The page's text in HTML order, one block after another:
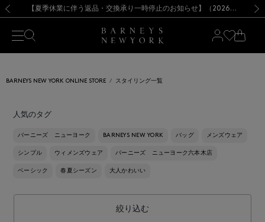
新規登録のお客様も対象！＜MY BARNEYS＞会員のお客様は11,000円（税込）以上のお買上げで常時送料無料！お買い物の際は会員登録を！
【夏季休業に伴う出荷一時停止のお知らせ】(2026.8.7) 【オンラインストア カスタマーセンター夏季休業に関するお知らせ】（2026.8.7）【夏季休業に伴う返品・交換承り一時停止のお知らせ】（2026.8.5）
熊本県を中心とした地震の影響によるお荷物のお届けについて
【開催中】SUMMER SALEのご案内・ご注意事項 新規登録のお客様も対象！＜MY BARNEYS＞会員のお客様は11,000円（税込）以上のお買上げで常時送料無料！お買い物の際は会員登録を！
【夏季休業に伴う出荷一時停止のお知らせ】(2026.8.7)
BARNEYS NEW YORK ONLINE STORE スタイリング一覧
人気のタグ
バーニーズ ニューヨーク BARNEYS NEW YORK バッグ メンズウェア
シンプル ウィメンズウェア バーニーズ ニューヨーク六本木店
ベーシック 春夏シーズン 大人かわいい
絞り込む